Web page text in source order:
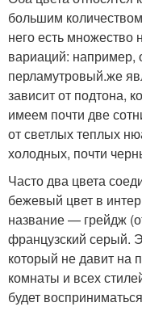
большим
него есть
вариаций:
перламутровый.же
зависит от подтона,
имеем почти две
от светлых теплых
холодных, почти
Часто два цвета
бежевый цвет в
название — грейдж
французский серый.
который не давит на
комнаты и всех
будет